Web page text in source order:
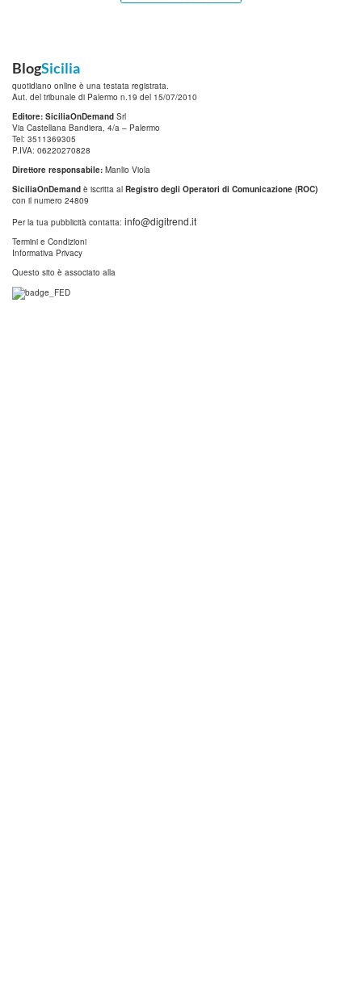
BlogSicilia
quotidiano online è una testata registrata.
Aut. del tribunale di Palermo n.19 del 15/07/2010
Editore: SiciliaOnDemand Srl
Via Castellana Bandiera, 4/a – Palermo
Tel: 3511369305
P.IVA: 06220270828
Direttore responsabile: Manlio Viola
SiciliaOnDemand è iscritta al Registro degli Operatori di Comunicazione (ROC)
con il numero 24809
Per la tua pubblicità contatta: info@digitrend.it
Termini e Condizioni
Informativa Privacy
Questo sito è associato alla